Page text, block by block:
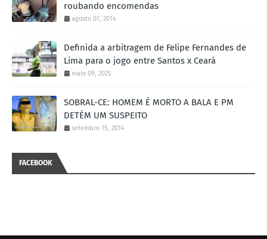
roubando encomendas
agosto 07, 2014
Definida a arbitragem de Felipe Fernandes de
Lima para o jogo entre Santos x Ceará
maio 09, 2025
SOBRAL-CE: HOMEM É MORTO A BALA E PM
DETÉM UM SUSPEITO
setembro 15, 2014
FACEBOOK